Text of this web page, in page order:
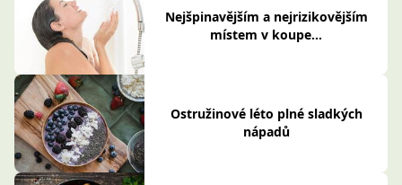
Nejšpinavějším a nejrizikovějším
místem v koupe...
Ostružinové léto plné sladkých
nápadů